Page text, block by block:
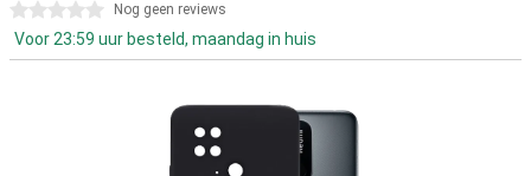
0 sterren Nog geen reviews
Voor 23:59 uur besteld, maandag in huis